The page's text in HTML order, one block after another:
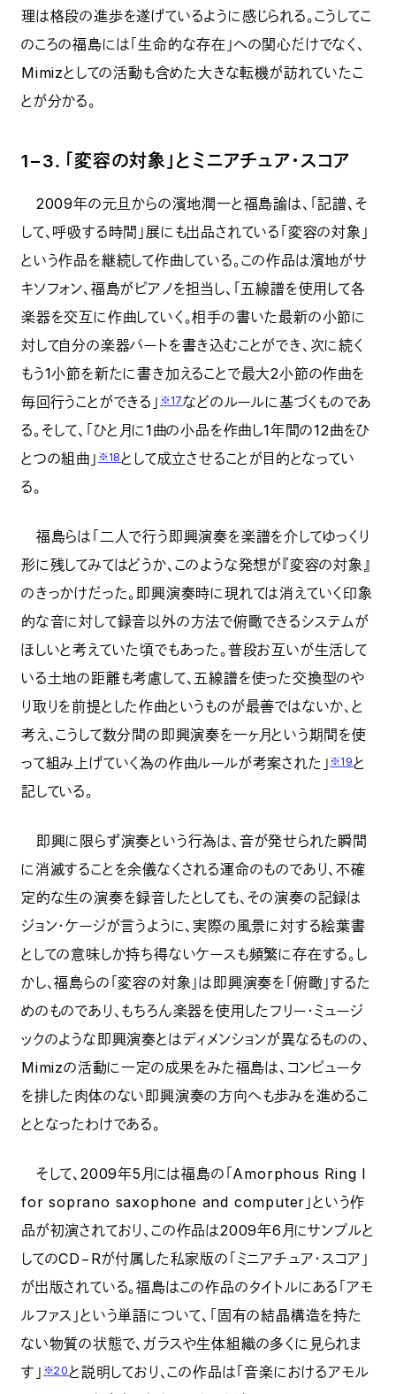
理は格段の進歩を遂げているように感じられる。こうしてこ
のころの福島には「生命的な存在」への関心だけでなく、
Mimizとしての活動も含めた大きな転機が訪れていたこ
とが分かる。
1−3．「変容の対象」とミニアチュア・スコア
2009年の元旦からの濱地潤一と福島諭は、「記譜、そ
して、呼吸する時間」展にも出品されている「変容の対象」
という作品を継続して作曲している。この作品は濱地がサ
キソフォン、福島がピアノを担当し、「五線譜を使用して各
楽器を交互に作曲していく。相手の書いた最新の小節に
対して自分の楽器パートを書き込むことができ、次に続く
もう1小節を新たに書き加えることで最大2小節の作曲を
毎回行うことができる」※17などのルールに基づくものであ
る。そして、「ひと月に1曲の小品を作曲し1年間の12曲をひ
とつの組曲」※18として成立させることが目的となってい
る。
福島らは「二人で行う即興演奏を楽譜を介してゆっくり
形に残してみてはどうか、このような発想が『変容の対象』
のきっかけだった。即興演奏時に現れては消えていく印象
的な音に対して録音以外の方法で俯瞰できるシステムが
ほしいと考えていた頃でもあった。普段お互いが生活して
いる土地の距離も考慮して、五線譜を使った交換型のや
り取りを前提とした作曲というものが最善ではないか、と
考え、こうして数分間の即興演奏を一ヶ月という期間を使
って組み上げていく為の作曲ルールが考案された」※19と
記している。
即興に限らず演奏という行為は、音が発せられた瞬間
に消滅することを余儀なくされる運命のものであり、不確
定的な生の演奏を録音したとしても、その演奏の記録は
ジョン・ケージが言うように、実際の風景に対する絵葉書
としての意味しか持ち得ないケースも頻繁に存在する。し
かし、福島らの「変容の対象」は即興演奏を「俯瞰」するた
めのものであり、もちろん楽器を使用したフリー・ミュージ
ックのような即興演奏とはディメンションが異なるものの、
Mimizの活動に一定の成果をみた福島は、コンピュータ
を排した肉体のない即興演奏の方向へも歩みを進めるこ
ととなったわけである。
そして、2009年5月には福島の「Amorphous Ring I
for soprano saxophone and computer」という作
品が初演されており、この作品は2009年6月にサンプルと
してのCD−Rが付属した私家版の「ミニアチュア・スコア」
が出版されている。福島はこの作品のタイトルにある「アモ
ルファス」という単語について、「固有の結晶構造を持た
ない物質の状態で、ガラスや生体組織の多くに見られま
す」※20と説明しており、この作品は「音楽におけるアモル